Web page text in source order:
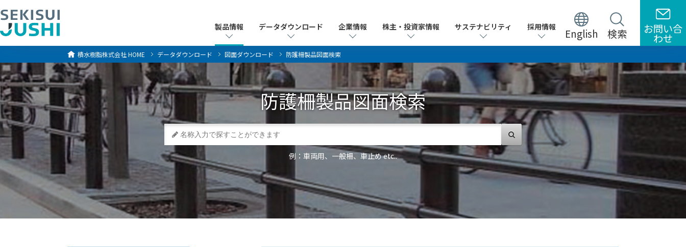
製品情報 データダウンロード 企業情報 株主・投資家情報 サステナビリティ 採用情報 English 検索 お問い合
わせ
製品情報 データダウンロード 企業情報 株主・投資家情報 サステナビリティ 採用情報 English 検索 お問い合
わせ
積水樹脂株式会社HOME データダウンロード 図面ダウンロード 防護柵製品図面検索
防護柵製品図面検索
例：車両用、一般柵、車止め etc..